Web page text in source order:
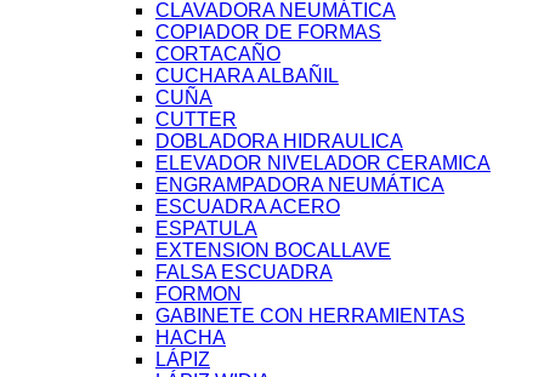
CLAVADORA NEUMÁTICA
COPIADOR DE FORMAS
CORTACAÑO
CUCHARA ALBAÑIL
CUÑA
CUTTER
DOBLADORA HIDRAULICA
ELEVADOR NIVELADOR CERAMICA
ENGRAMPADORA NEUMÁTICA
ESCUADRA ACERO
ESPATULA
EXTENSION BOCALLAVE
FALSA ESCUADRA
FORMON
GABINETE CON HERRAMIENTAS
HACHA
LÁPIZ